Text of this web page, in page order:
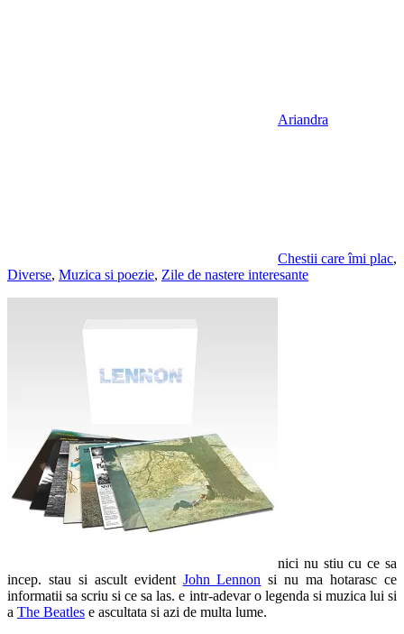
Ariandra
Chestii care îmi plac,
Diverse, Muzica si poezie, Zile de nastere interesante
nici nu stiu cu ce sa
incep. stau si ascult evident John Lennon si nu ma hotarasc ce
informatii sa scriu si ce sa las. e intr-adevar o legenda si muzica lui si
a The Beatles e ascultata si azi de multa lume.